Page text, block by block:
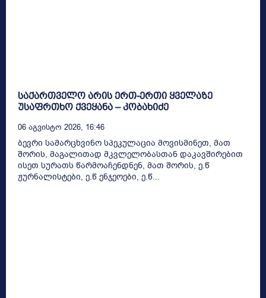
საქართველო არის ერთ-ერთი ყველაზე
უსაფრთხო ქვეყანა – კობახიძე
06 Აგვისტო 2026, 16:46
ბევრი სამარცხვინო სპეკულაცია მოვისმინეთ, მათ
შორის, მაგალითად მკვლელობასთან დაკავშირებით
ისეთ სურათს წარმოაჩენდნენ, მათ შორის, ე.წ
ჟურნალისტები, ე.წ ენჯეოები, ე.წ...